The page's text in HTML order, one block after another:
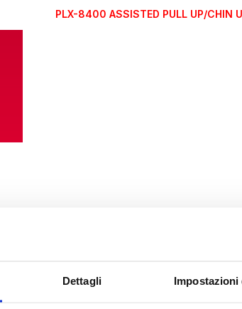
Dettagli
PLX-8400 ASSISTED PULL UP/CHIN